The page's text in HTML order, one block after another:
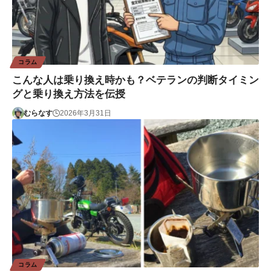
コラム
こんな人は乗り換え時かも？ベテランの判断タイミン
グと乗り換え方法を伝授
むらなす 2026年3月31日
コラム